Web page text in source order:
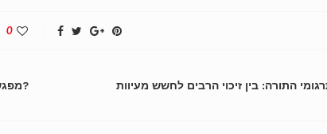
0
מפגש 12: גברת קטי ביסראור אייאש – האם יש פיתרון לעיגון ולמסורבות גט?
– תרגומי התורה: בין זיכוי הרבים לחשש מעיוות